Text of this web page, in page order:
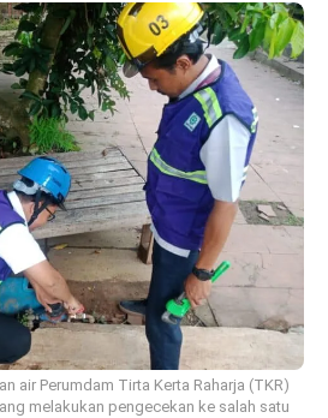
air Perumdam Tirta Kerta Raharja (TKR)
melakukan pengecekan ke salah satu